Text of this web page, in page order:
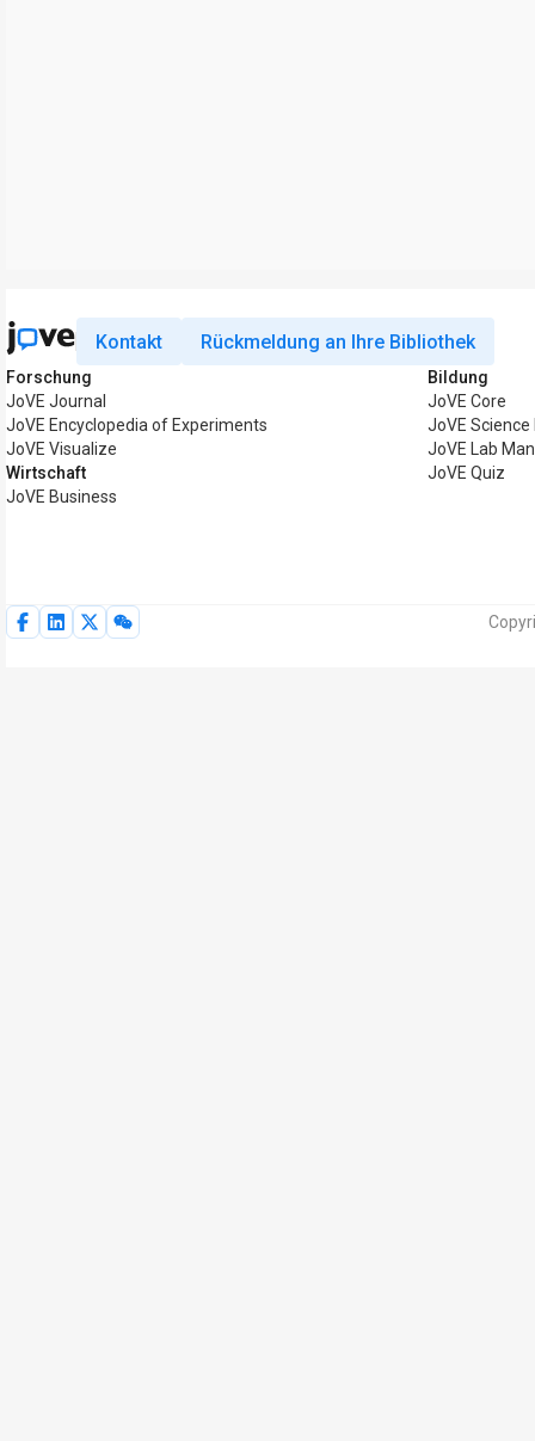
Kontakt Rückmeldung an Ihre Bibliothek
Forschung
JoVE Journal
JoVE Encyclopedia of Experiments
JoVE Visualize
Wirtschaft
JoVE Business
Bildung
JoVE Core
JoVE
JoVE Lab
JoVE Quiz